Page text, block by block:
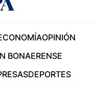
OPINIÓN
BONAERENSE
DEPORTES